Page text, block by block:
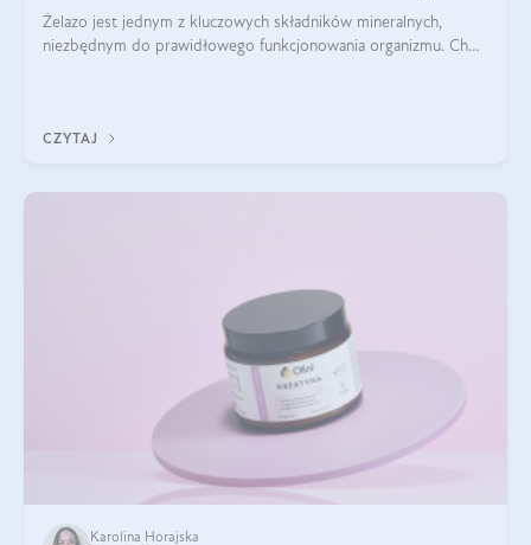
Żelazo jest jednym z kluczowych składników mineralnych,
niezbędnym do prawidłowego funkcjonowania organizmu. Choć
CZYTAJ
Karolina Horajska